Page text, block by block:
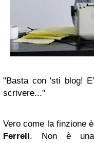
"Basta con 'sti blog!
scrivere..."
Vero come la finzione
Ferrell . Non è una